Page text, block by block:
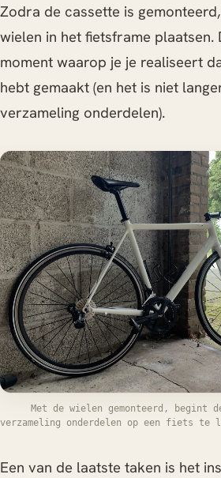
Zodra de cassette is
wielen in het fietsframe plaatsen.
moment waarop je je realiseert
hebt gemaakt (en het is niet
verzameling onderdelen).
Met de wielen gemonteerd, begint
verzameling onderdelen op een fiets te
Een van de laatste taken is het